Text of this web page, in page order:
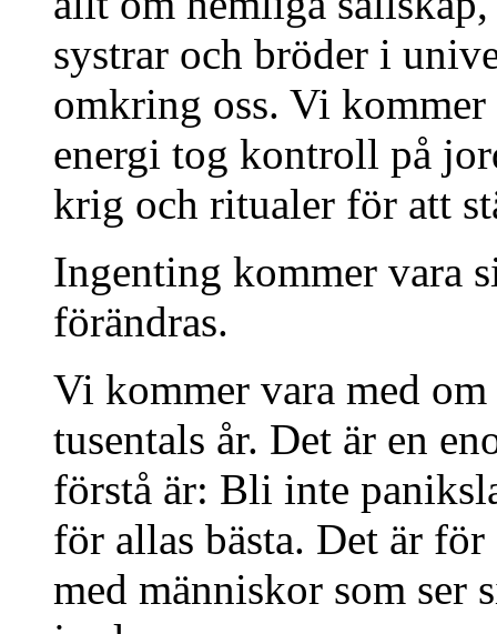
systrar och bröder i
omkring oss. Vi
energi tog kontroll på
krig och ritualer för att
Ingenting kommer vara
förändras.
Vi kommer vara med
tusentals år. Det är en
förstå är: Bli inte
för allas bästa. Det är
med människor som ser